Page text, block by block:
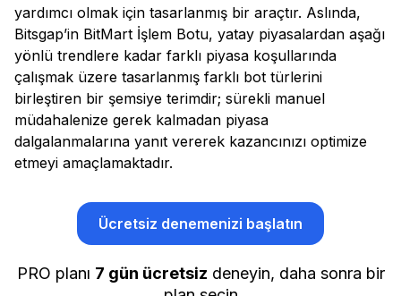
yardımcı olmak için tasarlanmış bir araçtır. Aslında,
Bitsgap’in BitMart İşlem Botu, yatay piyasalardan aşağı
yönlü trendlere kadar farklı piyasa koşullarında
çalışmak üzere tasarlanmış farklı bot türlerini
birleştiren bir şemsiye terimdir; sürekli manuel
müdahalenize gerek kalmadan piyasa
dalgalanmalarına yanıt vererek kazancınızı optimize
etmeyi amaçlamaktadır.
Ücretsiz denemenizi başlatın
PRO planı 7 gün ücretsiz deneyin, daha sonra bir